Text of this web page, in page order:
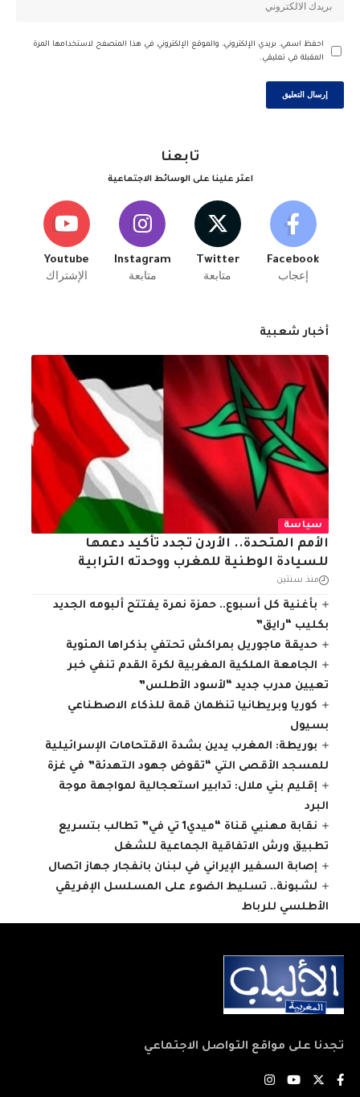
احفظ اسمي، بريدي الإلكتروني، والموقع الإلكتروني في هذا المتصفح لاستخدامها المرة
المقبلة في تعليقي.
تابعنا
اعثر علينا على الوسائط الاجتماعية
Facebook
إعجاب
Twitter
متابعة
Instagram
متابعة
Youtube
الإشتراك
أخبار شعبية
سياسة
الأمم المتحدة.. الأردن تجدد تأكيد دعمها
للسيادة الوطنية للمغرب ووحدته الترابية
منذ سنتين
بأغنية كل أسبوع.. حمزة نمرة يفتتح ألبومه الجديد
بكليب “رايق”
حديقة ماجوريل بمراكش تحتفي بذكراها المئوية
الجامعة الملكية المغربية لكرة القدم تنفي خبر
تعيين مدرب جديد “لأسود الأطلس”
كوريا وبريطانيا تنظمان قمة للذكاء الاصطناعي
بسيول
بوريطة: المغرب يدين بشدة الاقتحامات الإسرائيلية
للمسجد الأقصى التي “تقوض جهود التهدئة” في غزة
إقليم بني ملال: تدابير استعجالية لمواجهة موجة
البرد
نقابة مهنيي قناة “ميدي1 تي في” تطالب بتسريع
تطبيق ورش الاتفاقية الجماعية للشغل
إصابة السفير الإيراني في لبنان بانفجار جهاز اتصال
لشبونة.. تسليط الضوء على المسلسل الإفريقي
الأطلسي للرباط
تجدنا على مواقع التواصل الاجتماعي